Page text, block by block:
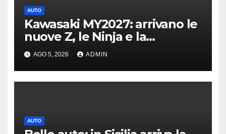
AUTO
Kawasaki MY2027: arrivano le
nuove Z, le Ninja e la
crossover Versys 650
AGO 5, 2026 ADMIN
AUTO